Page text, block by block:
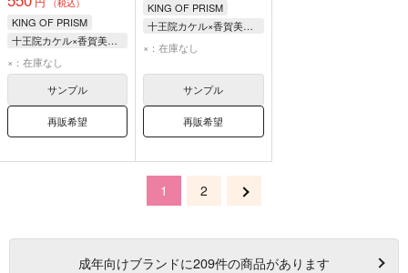
KING OF PRISM
十王院カケル×香賀美タイガ
十王院カケル
香賀美タイガ
×：在庫なし
サンプル
再販希望
KING OF PRISM
十王院カケル×香賀美タイガ
十王院カケル
×：在庫なし
サンプル
再販希望
1 2
成年向けブランドに209件の商品があります